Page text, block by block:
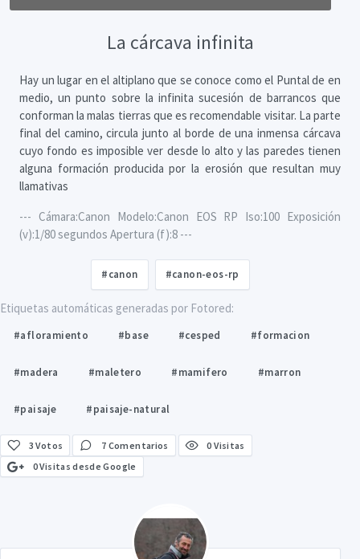
La cárcava infinita
Hay un lugar en el altiplano que se conoce como el Puntal de en
medio, un punto sobre la infinita sucesión de barrancos que
conforman la malas tierras que es recomendable visitar. La parte
final del camino, circula junto al borde de una inmensa cárcava
cuyo fondo es imposible ver desde lo alto y las paredes tienen
alguna formación producida por la erosión que resultan muy
llamativas
--- Cámara:Canon Modelo:Canon EOS RP Iso:100 Exposición
(v):1/80 segundos Apertura (f):8 ---
#canon #canon-eos-rp
Etiquetas automáticas generadas por Fotored:
#afloramiento #base #cesped #formacion
#madera #maletero #mamifero #marron
#paisaje #paisaje-natural
3 Votos 7 Comentarios
0 Visitas
0 Visitas desde Google